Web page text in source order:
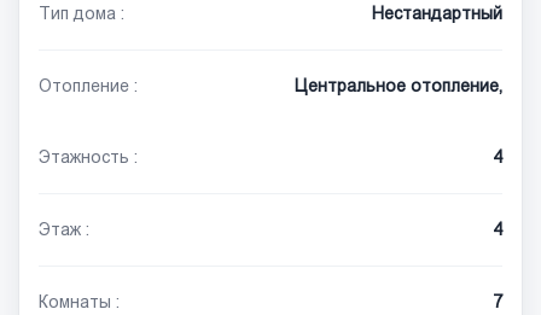
Тип дома : Нестандартный
Отопление : Центральное отопление,
Этажность : 4
Этаж : 4
Комнаты : 7